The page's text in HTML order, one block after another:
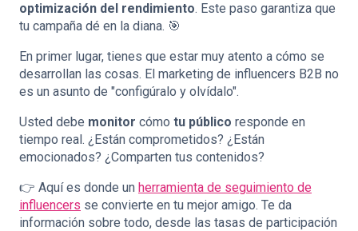
optimización del rendimiento. Este paso garantiza que
tu campaña dé en la diana. 🎯
En primer lugar, tienes que estar muy atento a cómo se
desarrollan las cosas. El marketing de influencers B2B no
es un asunto de "configúralo y olvídalo".
Usted debe monitor cómo tu público responde en
tiempo real. ¿Están comprometidos? ¿Están
emocionados? ¿Comparten tus contenidos?
👉 Aquí es donde un herramienta de seguimiento de
influencers se convierte en tu mejor amigo. Te da
información sobre todo, desde las tasas de participación